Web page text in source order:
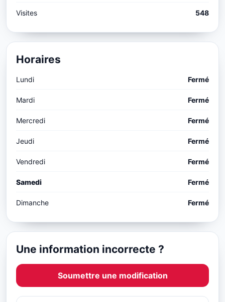
Visites 548
Horaires
Lundi Fermé
Mardi Fermé
Mercredi Fermé
Jeudi Fermé
Vendredi Fermé
Samedi Fermé
Dimanche Fermé
Une information incorrecte ?
Soumettre une modification